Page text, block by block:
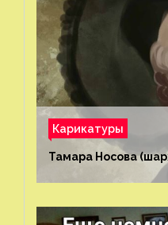
Карикатуры
Тамара Носова